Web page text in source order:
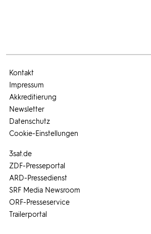
3sat.de
ZDF-Presseportal
ARD-Pressedienst
SRF Media Newsroom
ORF-Presseservice
Trailerportal
Kontakt
Impressum
Akkreditierung
Newsletter
Datenschutz
Cookie-Einstellungen